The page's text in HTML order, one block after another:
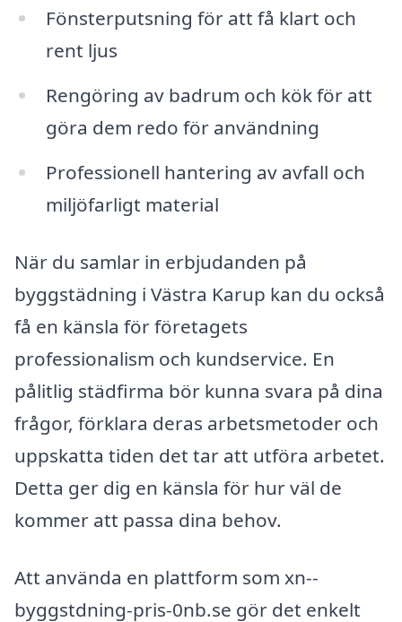
Fönsterputsning för att få klart och
rent ljus
Rengöring av badrum och kök för att
göra dem redo för användning
Professionell hantering av avfall och
miljöfarligt material
När du samlar in erbjudanden på
byggstädning i Västra Karup kan du också
få en känsla för företagets
professionalism och kundservice. En
pålitlig städfirma bör kunna svara på dina
frågor, förklara deras arbetsmetoder och
uppskatta tiden det tar att utföra arbetet.
Detta ger dig en känsla för hur väl de
kommer att passa dina behov.
Att använda en plattform som xn--
byggstdning-pris-0nb.se gör det enkelt